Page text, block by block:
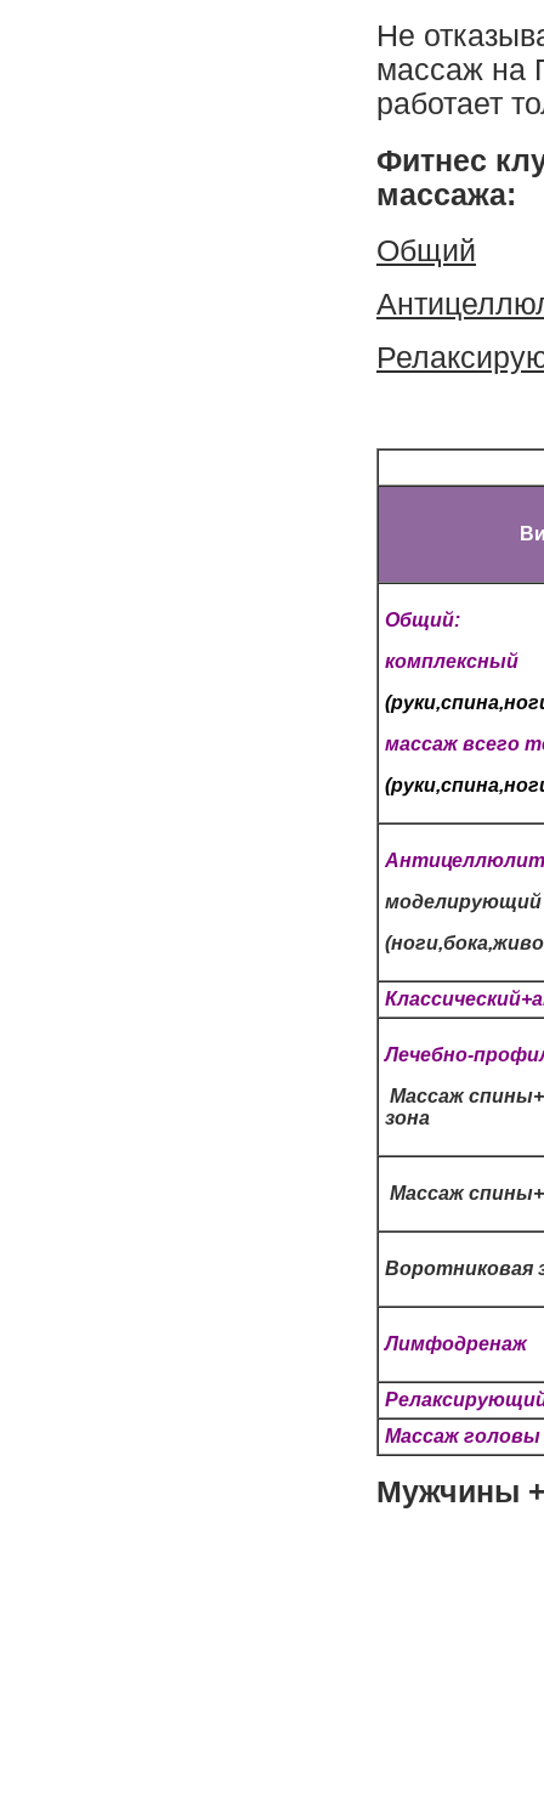
Не
массаж на
работает
Фитнес
массажа:
Общий
Общий:
комплексный
массаж всего
моделирующий
Лечебно-
Массаж
зона
Массаж
Воротниковая
Лимфодренаж
Массаж головы
Мужчины +